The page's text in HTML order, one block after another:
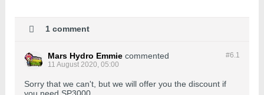
1 comment
#6.1
Mars Hydro Emmie commented
11 August 2020, 05:00
Sorry that we can't, but we will offer you the discount if